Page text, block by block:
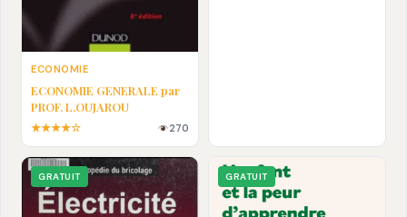
ECONOMIE
ECONOMIE GENERALE par
PROF. L.OUJAROU
★★★★☆ 270
GRATUIT GRATUIT